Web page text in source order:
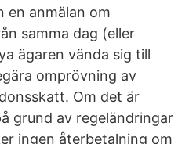
en anmälan om
samma dag (eller
ägaren vända sig till
omprövning av
Om det är
grund av regeländringar
ingen återbetalning om